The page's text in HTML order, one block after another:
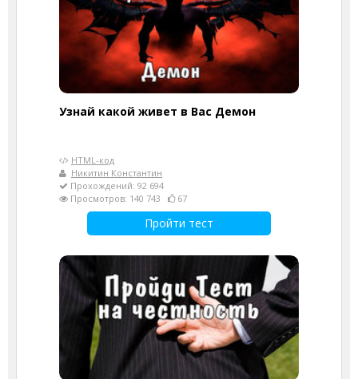
Узнай какой живет в Вас Демон
HTML-код
Никитин Константин
Прохождений: 92 694
Просмотров: 140 743
67
Пройти тест